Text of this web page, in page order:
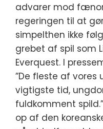
advarer mod
regeringen til at
simpelthen ikke
grebet af spil som
Everquest. I
”De fleste af vores
vigtigste tid,
fuldkomment
op af den